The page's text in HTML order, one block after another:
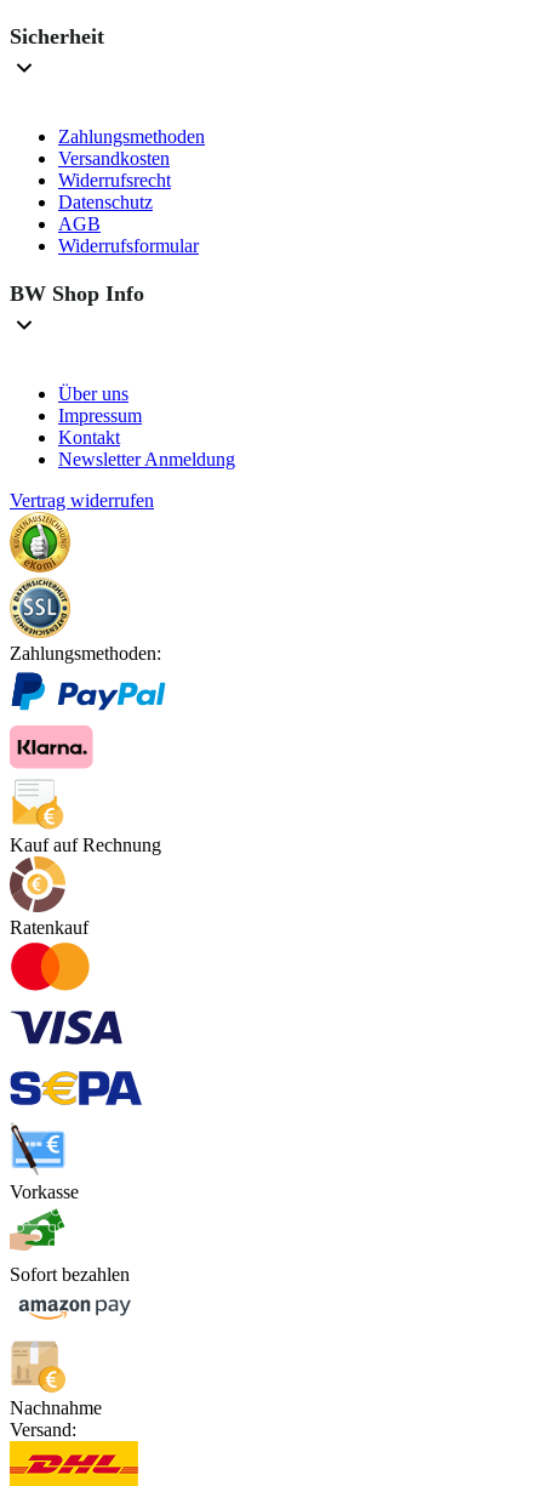
Sicherheit
Zahlungsmethoden
Versandkosten
Widerrufsrecht
Datenschutz
AGB
Widerrufsformular
BW Shop Info
Über uns
Impressum
Kontakt
Newsletter Anmeldung
Vertrag widerrufen
Zahlungsmethoden:
Kauf auf Rechnung
Ratenkauf
Vorkasse
Sofort bezahlen
Nachnahme
Versand: